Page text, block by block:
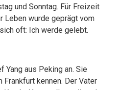
und Sonntag. Für Freizeit
Leben wurde geprägt vom
oft: Ich werde gelebt.
Yang aus Peking an. Sie
kennen. Der Vater